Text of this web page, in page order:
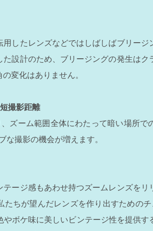
したレンズなどではしばしばブリージ
設計のため、ブリージングの発生はク
変化はありません。
撮影距離
ズーム範囲全体にわたって暗い場所で
な撮影の機会が増えます。
ージ感もあわせ持つズームレンズをリ
たちが望んだレンズを作り出すための
ボケ味に美しいビンテージ性を提供す